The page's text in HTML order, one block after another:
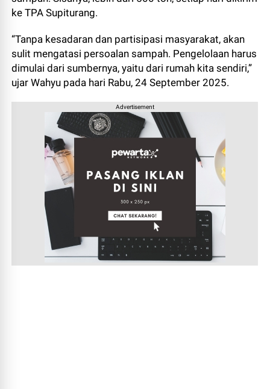
ke TPA Supiturang.
“Tanpa kesadaran dan partisipasi masyarakat, akan
sulit mengatasi persoalan sampah. Pengelolaan harus
dimulai dari sumbernya, yaitu dari rumah kita sendiri,”
ujar Wahyu pada hari Rabu, 24 September 2025.
Advertisement